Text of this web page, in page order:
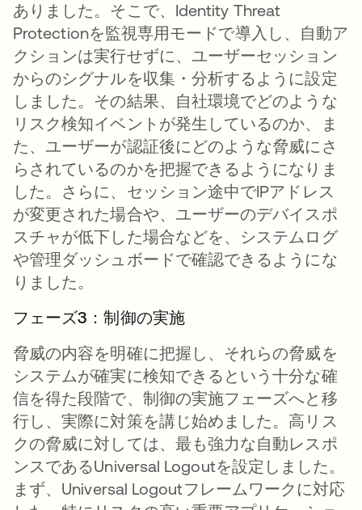
ありました。そこで、Identity Threat
Protectionを監視専用モードで導入し、自動ア
クションは実行せずに、ユーザーセッション
からのシグナルを収集・分析するように設定
しました。その結果、自社環境でどのような
リスク検知イベントが発生しているのか、ま
た、ユーザーが認証後にどのような脅威にさ
らされているのかを把握できるようになりま
した。さらに、セッション途中でIPアドレス
が変更された場合や、ユーザーのデバイスポ
スチャが低下した場合などを、システムログ
や管理ダッシュボードで確認できるようにな
りました。
フェーズ3：制御の実施
脅威の内容を明確に把握し、それらの脅威を
システムが確実に検知できるという十分な確
信を得た段階で、制御の実施フェーズへと移
行し、実際に対策を講じ始めました。高リス
クの脅威に対しては、最も強力な自動レスポ
ンスであるUniversal Logoutを設定しました。
まず、Universal Logoutフレームワークに対応